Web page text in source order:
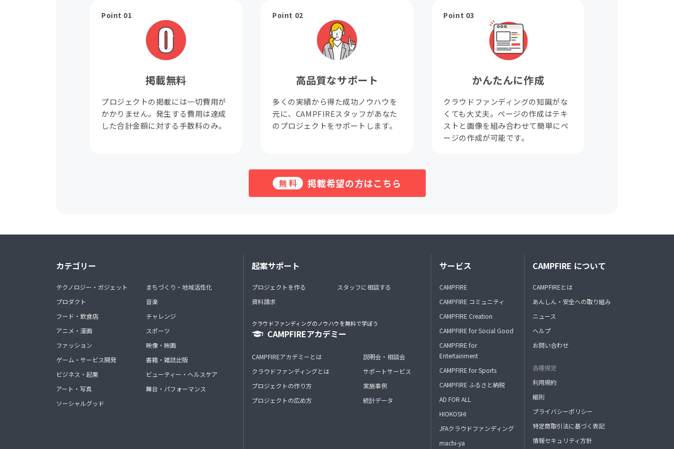
Point 01
掲載無料
プロジェクトの掲載には一切費用が
かかりません。発生する費用は達成
した合計金額に対する手数料のみ。
Point 02
高品質なサポート
多くの実績から得た成功ノウハウを
元に、CAMPFIREスタッフがあなた
のプロジェクトをサポートします。
Point 03
かんたんに作成
クラウドファンディングの知識がな
くても大丈夫。ページの作成はテキ
ストと画像を組み合わせて簡単にペ
ージの作成が可能です。
無料 掲載希望の方はこちら
カテゴリー
テクノロジー・ガジェット
プロダクト
フード・飲食店
アニメ・漫画
ファッション
ゲーム・サービス開発
ビジネス・起業
アート・写真
ソーシャルグッド
まちづくり・地域活性化
音楽
チャレンジ
スポーツ
映像・映画
書籍・雑誌出版
ビューティー・ヘルスケア
舞台・パフォーマンス
起案サポート
プロジェクトを作る
資料請求
スタッフに相談する
クラウドファンディングのノウハウを無料で学ぼう
CAMPFIREアカデミー
CAMPFIREアカデミーとは
クラウドファンディングとは
プロジェクトの作り方
プロジェクトの広め方
説明会・相談会
サポートサービス
実施事例
統計データ
サービス
CAMPFIRE
CAMPFIRE コミュニティ
CAMPFIRE Creation
CAMPFIRE for Social Good
CAMPFIRE for
Entertainment
CAMPFIRE for Sports
CAMPFIRE ふるさと納税
AD FOR ALL
HIOKOSHI
JFAクラウドファンディング
machi-ya
CAMPFIRE について
CAMPFIREとは
あんしん・安全への取り組み
ニュース
ヘルプ
お問い合わせ
各種規定
利用規約
細則
プライバシーポリシー
特定商取引法に基づく表記
情報セキュリティ方針